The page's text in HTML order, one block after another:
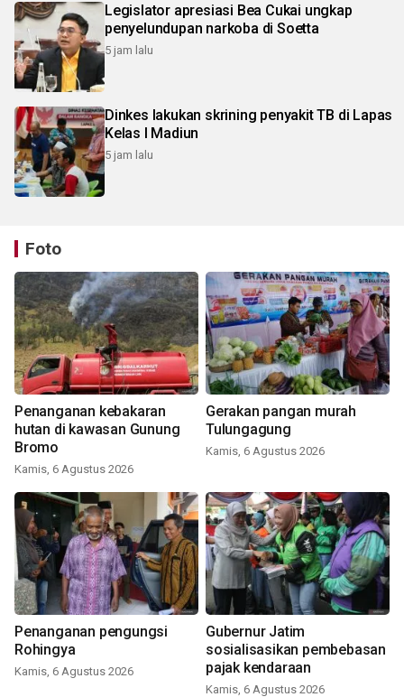
Legislator apresiasi Bea Cukai ungkap
penyelundupan narkoba di Soetta
5 jam lalu
Dinkes lakukan skrining penyakit TB di Lapas
Kelas I Madiun
5 jam lalu
Foto
Penanganan kebakaran
hutan di kawasan Gunung
Bromo
Kamis, 6 Agustus 2026
Gerakan pangan murah
Tulungagung
Kamis, 6 Agustus 2026
Penanganan pengungsi
Rohingya
Kamis, 6 Agustus 2026
Gubernur Jatim
sosialisasikan pembebasan
pajak kendaraan
Kamis, 6 Agustus 2026